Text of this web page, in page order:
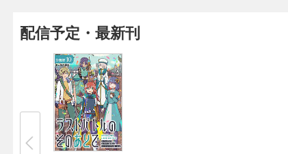
配信予定・最新刊